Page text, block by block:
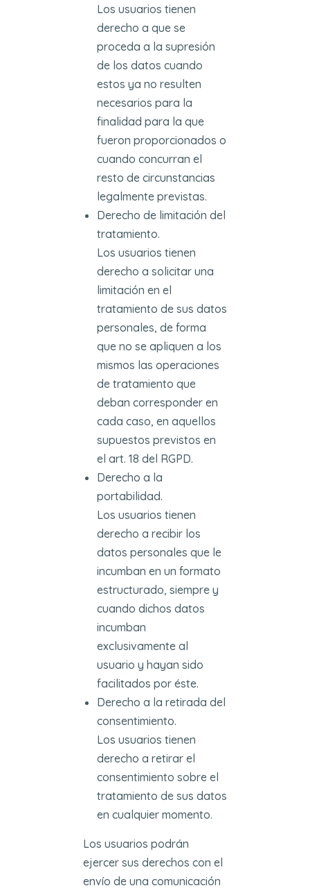
Los usuarios tienen
derecho a que se
proceda a la supresión
de los datos cuando
estos ya no resulten
necesarios para la
finalidad para la que
fueron proporcionados o
cuando concurran el
resto de circunstancias
legalmente previstas.
Derecho de limitación del
tratamiento.
Los usuarios tienen
derecho a solicitar una
limitación en el
tratamiento de sus datos
personales, de forma
que no se apliquen a los
mismos las operaciones
de tratamiento que
deban corresponder en
cada caso, en aquellos
supuestos previstos en
el art. 18 del RGPD.
Derecho a la
portabilidad.
Los usuarios tienen
derecho a recibir los
datos personales que le
incumban en un formato
estructurado, siempre y
cuando dichos datos
incumban
exclusivamente al
usuario y hayan sido
facilitados por éste.
Derecho a la retirada del
consentimiento.
Los usuarios tienen
derecho a retirar el
consentimiento sobre el
tratamiento de sus datos
en cualquier momento.
Los usuarios podrán
ejercer sus derechos con el
envío de una comunicación